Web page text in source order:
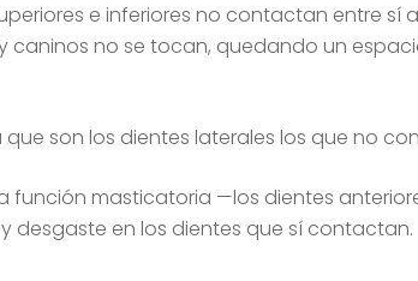
e inferiores no contactan entre sí
no se tocan, quedando un
son los dientes laterales los que no
función masticatoria —los dientes
desgaste en los dientes que sí contactan.